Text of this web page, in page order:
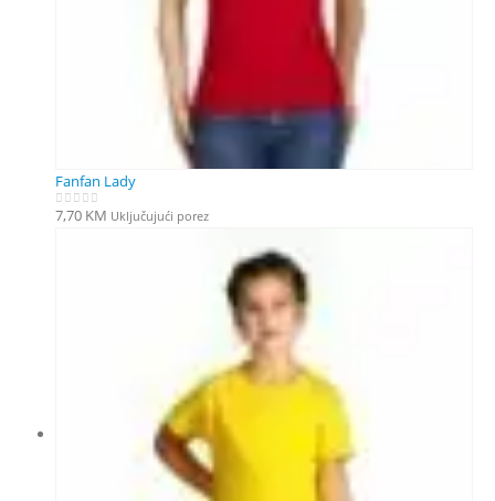
Fanfan Lady
0out of 5
7,70 KM Uključujući porez